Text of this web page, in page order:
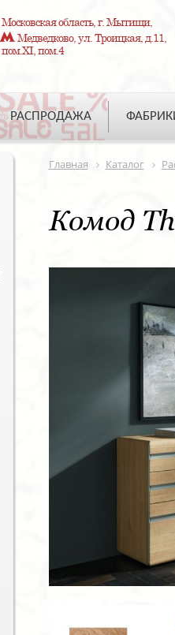
Московская область, г. Мытищи,
Медведково, ул. Троицкая, д.11,
пом.XI, пом.4
РАСПРОДАЖА
Главная Каталог
Комод